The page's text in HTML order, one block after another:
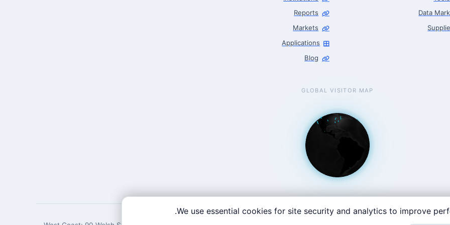
Data
Reports
Markets
Applications
Blog
GLOBAL VISITOR MAP
We use essential cookies for site security and analytics to improve
.